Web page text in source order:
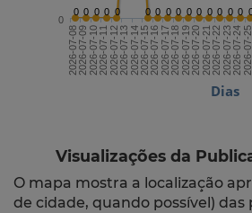
Dias
0 0 0 0 0 0 0 0 0 0 0 0 0 0 0
2026-07-082026-07-092026-07-102026-07-112026-07-122026-07-132026-07-142026-07-152026-07-162026-07-172026-07-182026-07-192026-07-202026-07-212026-07-222026-07-232026-07-242026-07-25
0
Visualizações da
O mapa mostra a localização
de cidade, quando possível) das